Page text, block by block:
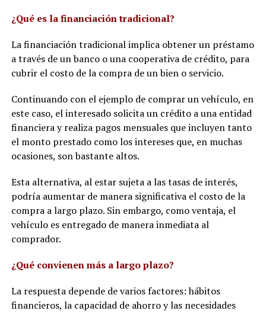
¿Qué es la financiación tradicional?
La financiación tradicional implica obtener un préstamo
a través de un banco o una cooperativa de crédito, para
cubrir el costo de la compra de un bien o servicio.
Continuando con el ejemplo de comprar un vehículo, en
este caso, el interesado solicita un crédito a una entidad
financiera y realiza pagos mensuales que incluyen tanto
el monto prestado como los intereses que, en muchas
ocasiones, son bastante altos.
Esta alternativa, al estar sujeta a las tasas de interés,
podría aumentar de manera significativa el costo de la
compra a largo plazo. Sin embargo, como ventaja, el
vehículo es entregado de manera inmediata al
comprador.
¿Qué convienen más a largo plazo?
La respuesta depende de varios factores: hábitos
financieros, la capacidad de ahorro y las necesidades